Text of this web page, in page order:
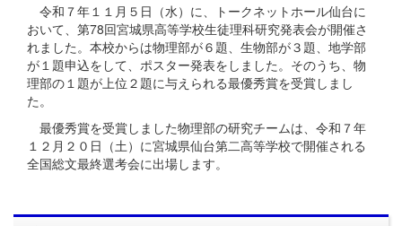
令和７年１１月５日（水）に、トークネットホール仙台に
おいて、第78回宮城県高等学校生徒理科研究発表会が開催さ
れました。本校からは物理部が６題、生物部が３題、地学部
が１題申込をして、ポスター発表をしました。そのうち、物
理部の１題が上位２題に与えられる最優秀賞を受賞しまし
た。
最優秀賞を受賞しました物理部の研究チームは、令和７年
１２月２０日（土）に宮城県仙台第二高等学校で開催される
全国総文最終選考会に出場します。